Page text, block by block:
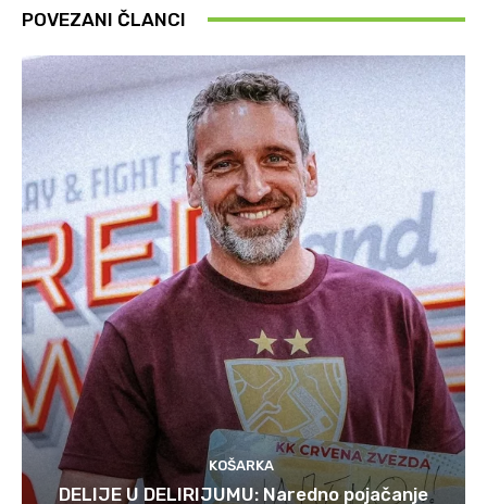
POVEZANI ČLANCI
KOŠARKA
DELIJE U DELIRIJUMU: Naredno pojačanje